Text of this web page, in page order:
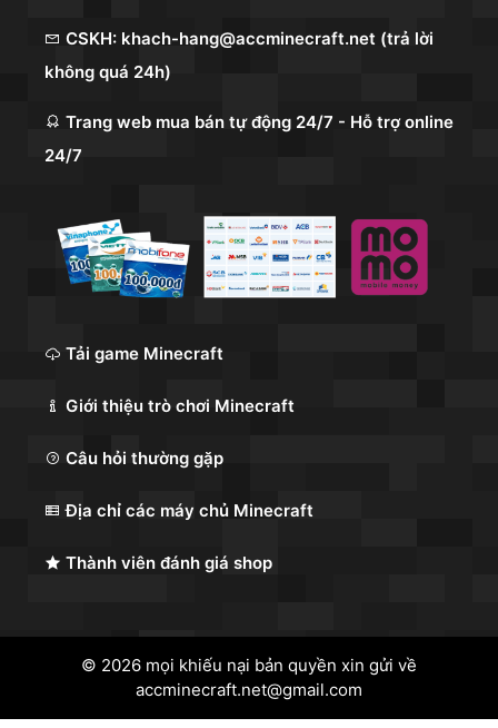
CSKH: khach-hang@accminecraft.net (trả lời
không quá 24h)
Trang web mua bán tự động 24/7 - Hỗ trợ online
24/7
Tải game Minecraft
Giới thiệu trò chơi Minecraft
Câu hỏi thường gặp
Địa chỉ các máy chủ Minecraft
Thành viên đánh giá shop
© 2026 mọi khiếu nại bản quyền xin gửi về
accminecraft.net@gmail.com